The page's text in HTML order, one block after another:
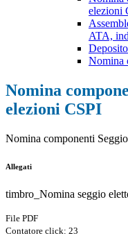
elezioni
ATA,
Nomina
Nomina
elezioni CSPI
Nomina componenti
Allegati
timbro_Nomina seggio
File PDF
Contatore click: 23